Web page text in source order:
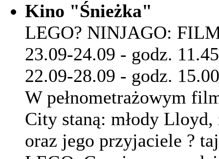
Kino "Śnieżka"
LEGO? NINJAGO:
23.09-24.09 - godz.
22.09-28.09 - godz.
W pełnometrażowym
City staną: młody
oraz jego przyjaciele ?